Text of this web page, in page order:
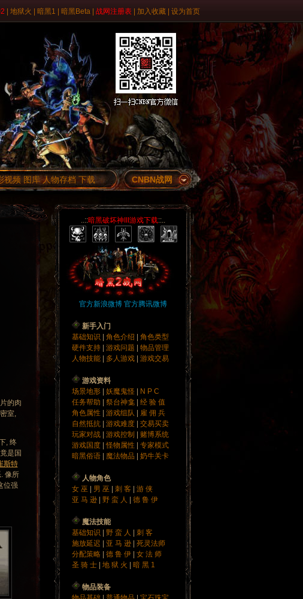
地狱火 暗黑1 暗黑Beta 战网注册表 加入收藏 设为首页
视频 图库 人物存档 下载 CNBN战网
的肉
室,
, 终
是国
斯特
像所
位强
..::暗黑破坏神III游戏下载::..
官方新浪微博 官方腾讯微博
新手入门
基础知识
角色介绍
角色类型
硬件支持
游戏问题
物品管理
人物技能
多人游戏 游戏交易
游戏资料
场景地形
妖魔鬼怪
N P C
任务帮助
祭台神龛
经 验 值
角色属性
游戏组队
雇 佣 兵
自然抵抗
游戏难度
交易买卖
玩家对战
游戏控制
赌博系统
游戏国度 |怪物属性
专家模式
暗黑俗语
魔法物品 奶牛关卡
人物角色
女 巫
男 巫 刺 客
游 侠
亚 马 逊
野 蛮 人 德 鲁 伊
魔法技能
基础知识
野 蛮 人
刺 客
施放延迟
亚 马 逊
死灵法师
分配策略
德 鲁 伊
女 法 师
圣 骑 士
地 狱 火 暗 黑 1
物品装备